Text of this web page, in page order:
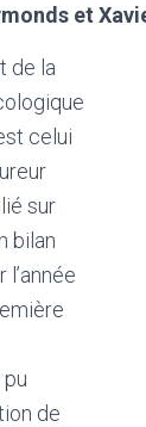
et
de la
celui
sur
bilan
de